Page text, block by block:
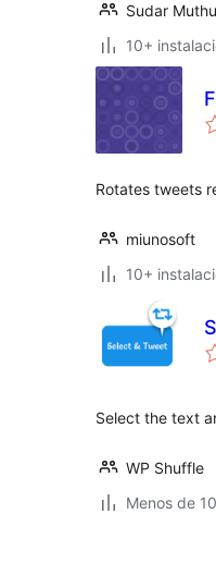
Sudar Muthu
10+
Rotates tweets
miunosoft
10+
Select the text
WP Shuffle
Menos de